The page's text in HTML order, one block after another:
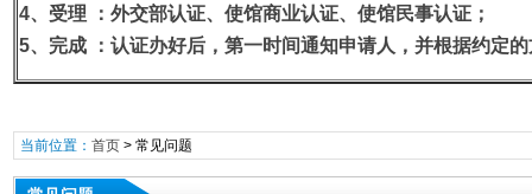
4、受理 ：外交部认证、使馆商业认证、使馆民事认证；
5、完成：认证办好后，第一时间通知申请人，并根据约定
当前位置： 首页> 常见问题